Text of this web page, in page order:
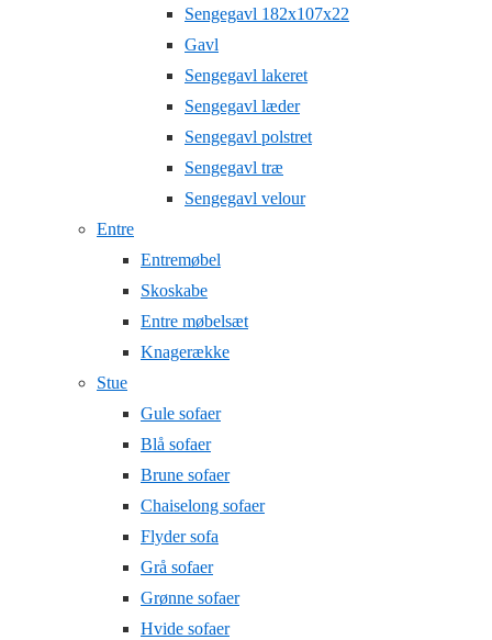
Sengegavl 182x107x22
Gavl
Sengegavl lakeret
Sengegavl læder
Sengegavl polstret
Sengegavl træ
Sengegavl velour
Entre
Entremøbel
Skoskabe
Entre møbelsæt
Knagerække
Stue
Gule sofaer
Blå sofaer
Brune sofaer
Chaiselong sofaer
Flyder sofa
Grå sofaer
Grønne sofaer
Hvide sofaer